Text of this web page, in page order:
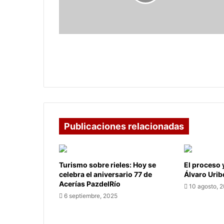
Colombia
Publicaciones relacionadas
Turismo sobre rieles: Hoy se
celebra el aniversario 77 de
Acerías PazdelRío
6 septiembre, 2025
El proceso
Álvaro
10 agosto,